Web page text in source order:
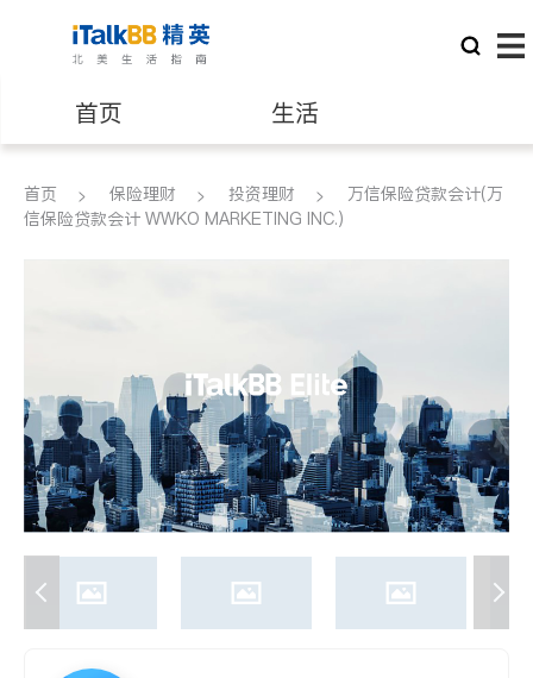
首页 生活
医生 律师
养老 非盈利组织
首页 保险理财 投资理财
万信保险贷款会计(万
信保险贷款会计 WWKO MARKETING INC.)